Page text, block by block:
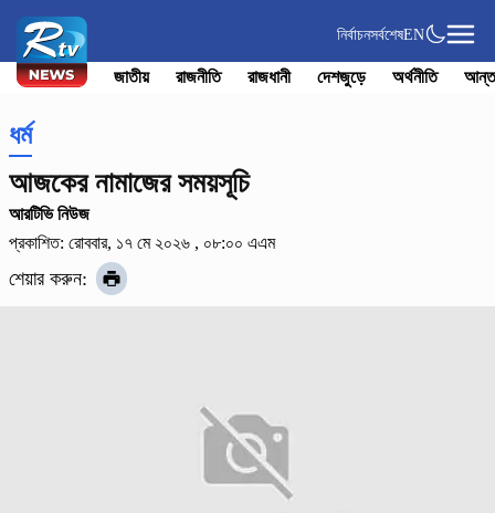
নির্বাচনসর্বশেষEN
জাতীয় রাজনীতি রাজধানী দেশজুড়ে অর্থনীতি
ধর্ম
আজকের নামাজের সময়সূচি
আরটিভি নিউজ
প্রকাশিত: রোববার, ১৭ মে ২০২৬ , ০৮:০০ এএম
শেয়ার করুন: